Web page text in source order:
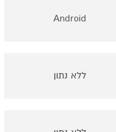
Android
ללא נתון